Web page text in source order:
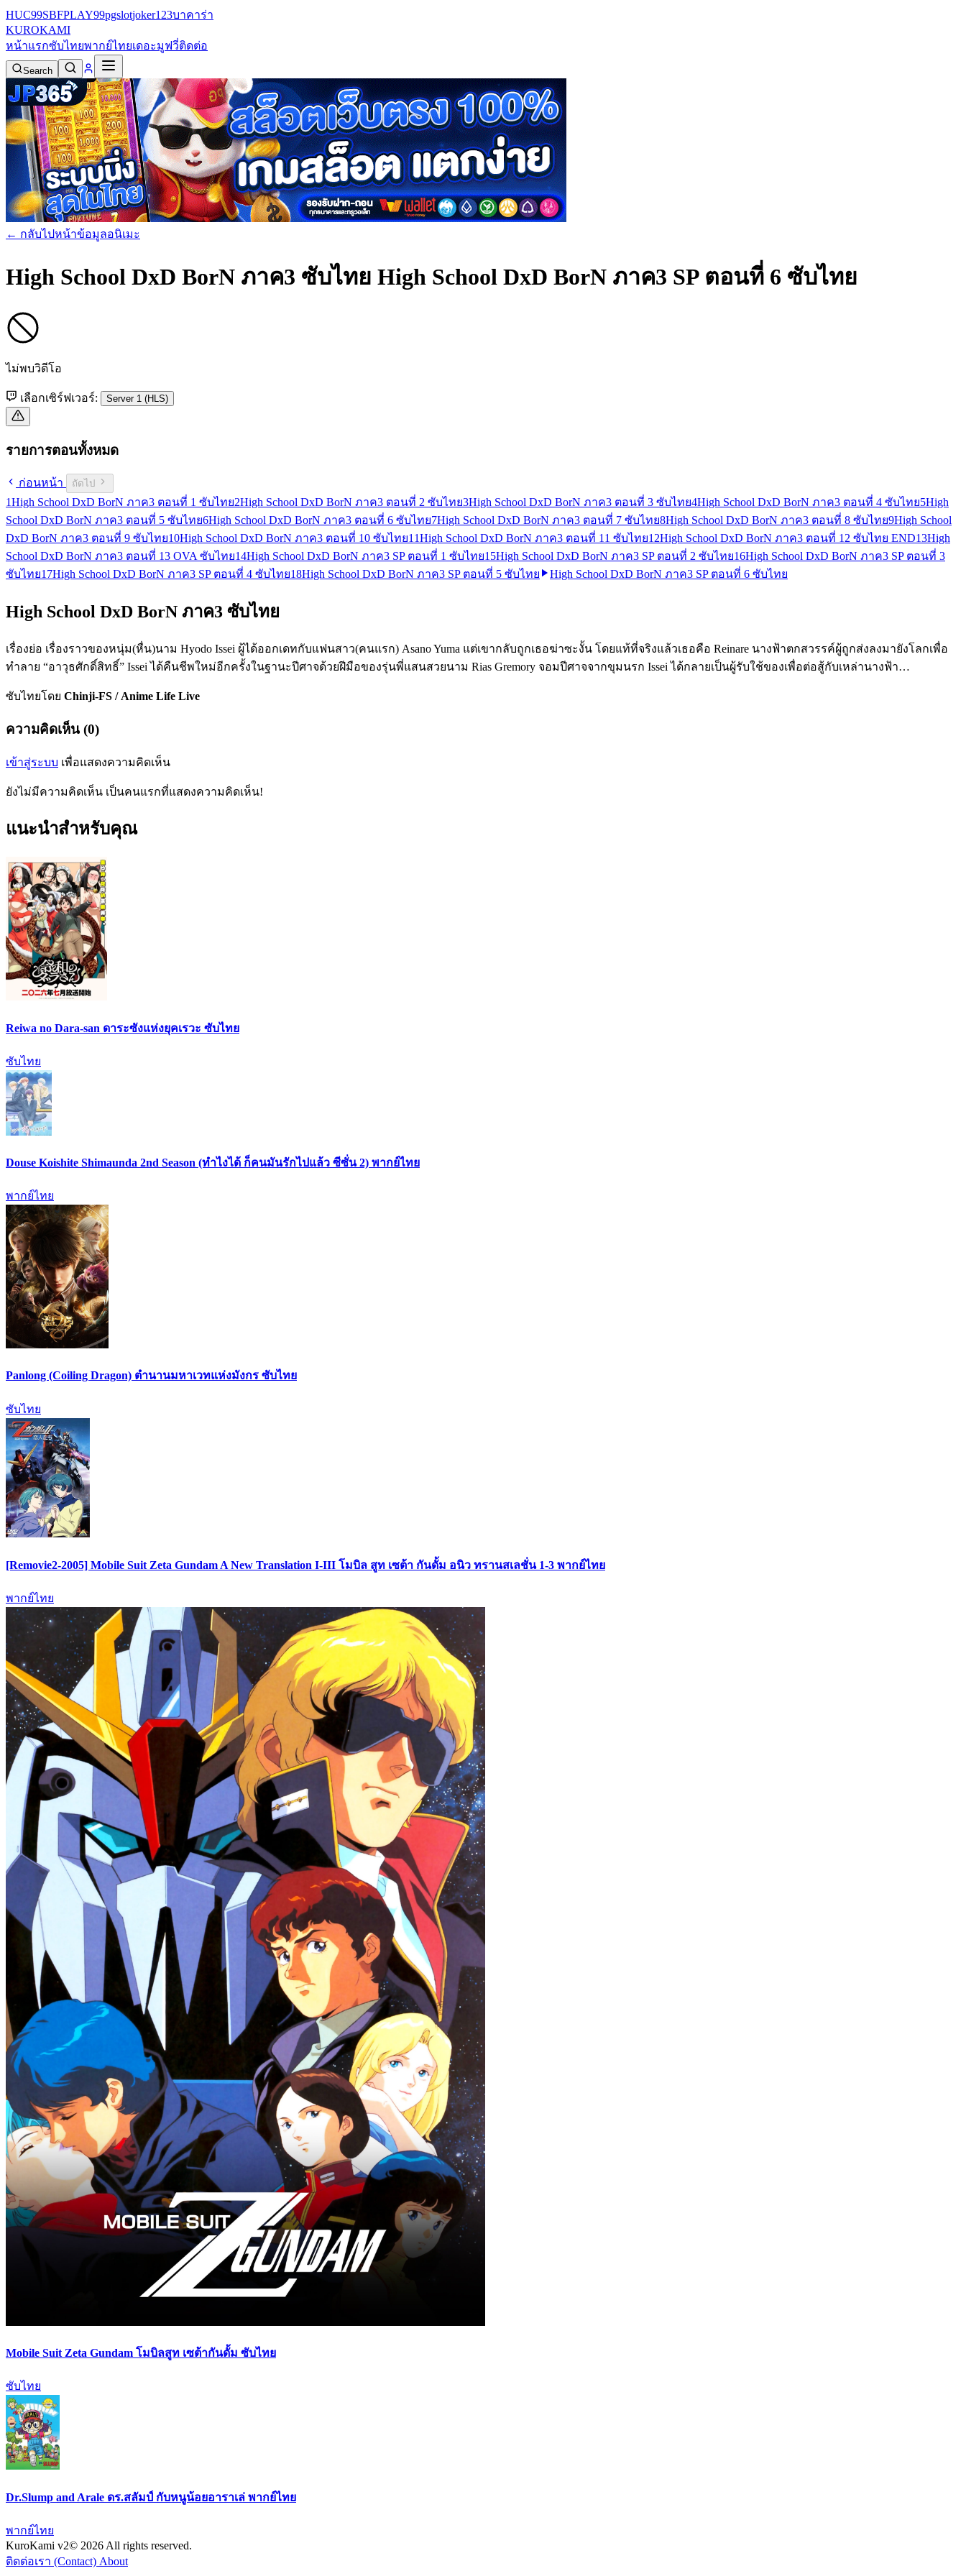
HUC99SBFPLAY99pgslotjoker123บาคาร่า
KUROKAMI
หน้าแรกซับไทยพากย์ไทยเดอะมูฟวี่ติดต่อ
Search
← กลับไปหน้าข้อมูลอนิเมะ
High School DxD BorN ภาค3 ซับไทย High School DxD BorN ภาค3 SP ตอนที่ 6 ซับไทย
ไม่พบวิดีโอ
เลือกเซิร์ฟเวอร์: Server 1 (HLS)
รายการตอนทั้งหมด
ก่อนหน้า ถัดไป
1High School DxD BorN ภาค3 ตอนที่ 1 ซับไทย2High School DxD BorN ภาค3 ตอนที่ 2 ซับไทย3High School DxD BorN ภาค3 ตอนที่ 3 ซับไทย4High School DxD BorN ภาค3 ตอนที่ 4 ซับไทย5High
School DxD BorN ภาค3 ตอนที่ 5 ซับไทย6High School DxD BorN ภาค3 ตอนที่ 6 ซับไทย7High School DxD BorN ภาค3 ตอนที่ 7 ซับไทย8High School DxD BorN ภาค3 ตอนที่ 8 ซับไทย9High School
DxD BorN ภาค3 ตอนที่ 9 ซับไทย10High School DxD BorN ภาค3 ตอนที่ 10 ซับไทย11High School DxD BorN ภาค3 ตอนที่ 11 ซับไทย12High School DxD BorN ภาค3 ตอนที่ 12 ซับไทย END13High
School DxD BorN ภาค3 ตอนที่ 13 OVA ซับไทย14High School DxD BorN ภาค3 SP ตอนที่ 1 ซับไทย15High School DxD BorN ภาค3 SP ตอนที่ 2 ซับไทย16High School DxD BorN ภาค3 SP ตอนที่ 3
ซับไทย17High School DxD BorN ภาค3 SP ตอนที่ 4 ซับไทย18High School DxD BorN ภาค3 SP ตอนที่ 5 ซับไทย High School DxD BorN ภาค3 SP ตอนที่ 6 ซับไทย
High School DxD BorN ภาค3 ซับไทย
เรื่องย่อ เรื่องราวของหนุ่ม(หื่น)นาม Hyodo Issei ผู้ได้ออกเดทกับแฟนสาว(คนแรก) Asano Yuma แต่เขากลับถูกเธอฆ่าซะงั้น โดยแท้ที่จริงแล้วเธอคือ Reinare นางฟ้าตกสวรรค์ผู้ถูกส่งลงมายังโลกเพื่อ
ทำลาย “อาวุธศักดิ์สิทธิ์” Issei ได้คืนชีพใหม่อีกครั้งในฐานะปีศาจด้วยฝีมือของรุ่นพี่แสนสวยนาม Rias Gremory จอมปีศาจจากขุมนรก Issei ได้กลายเป็นผู้รับใช้ของเพื่อต่อสู้กับเหล่านางฟ้า…
ซับไทยโดย Chinji-FS / Anime Life Live
ความคิดเห็น (0)
เข้าสู่ระบบ เพื่อแสดงความคิดเห็น
ยังไม่มีความคิดเห็น เป็นคนแรกที่แสดงความคิดเห็น!
แนะนำสำหรับคุณ
Reiwa no Dara-san ดาระซังแห่งยุคเรวะ ซับไทย
ซับไทย
Douse Koishite Shimaunda 2nd Season (ทำไงได้ ก็คนมันรักไปแล้ว ซีซั่น 2) พากย์ไทย
พากย์ไทย
Panlong (Coiling Dragon) ตำนานมหาเวทแห่งมังกร ซับไทย
ซับไทย
[Removie2-2005] Mobile Suit Zeta Gundam A New Translation I-III โมบิล สูท เซต้า กันดั้ม อนิว ทรานสเลชั่น 1-3 พากย์ไทย
พากย์ไทย
Mobile Suit Zeta Gundam โมบิลสูท เซต้ากันดั้ม ซับไทย
ซับไทย
Dr.Slump and Arale ดร.สลัมป์ กับหนูน้อยอาราเล่ พากย์ไทย
พากย์ไทย
KuroKami v2© 2026 All rights reserved.
ติดต่อเรา (Contact) About